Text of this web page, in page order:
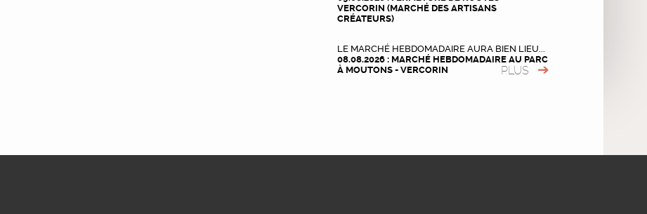
VERCORIN (MARCHÉ DES ARTISANS
CRÉATEURS)
LE MARCHÉ HEBDOMADAIRE AURA BIEN LIEU...
08.08.2026 : MARCHÉ HEBDOMADAIRE AU PARC
À MOUTONS - VERCORIN
PLUS